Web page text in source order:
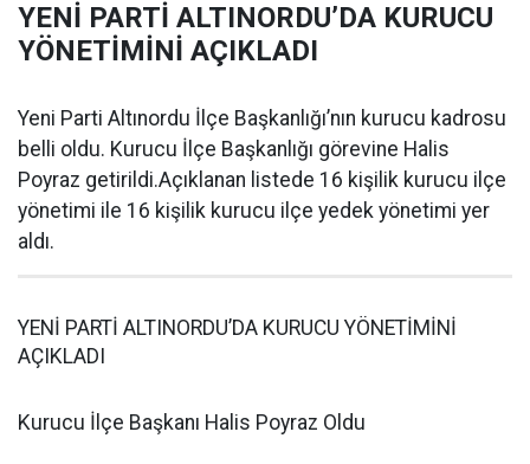
YENİ PARTİ ALTINORDU’DA KURUCU
YÖNETİMİNİ AÇIKLADI
Yeni Parti Altınordu İlçe Başkanlığı’nın kurucu kadrosu
belli oldu. Kurucu İlçe Başkanlığı görevine Halis
Poyraz getirildi.Açıklanan listede 16 kişilik kurucu ilçe
yönetimi ile 16 kişilik kurucu ilçe yedek yönetimi yer
aldı.
YENİ PARTİ ALTINORDU’DA KURUCU YÖNETİMİNİ
AÇIKLADI
Kurucu İlçe Başkanı Halis Poyraz Oldu